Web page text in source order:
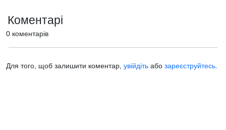
Коментарі
0 коментарів
Для того, щоб залишити коментар, увійдіть або зареєструйтесь